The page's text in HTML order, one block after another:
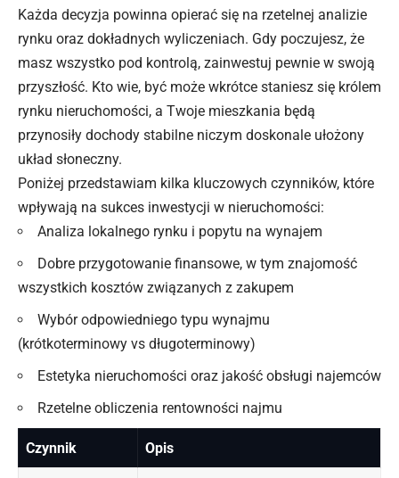
Każda decyzja powinna opierać się na rzetelnej analizie
rynku oraz dokładnych wyliczeniach. Gdy poczujesz, że
masz wszystko pod kontrolą, zainwestuj pewnie w swoją
przyszłość. Kto wie, być może wkrótce staniesz się królem
rynku nieruchomości, a Twoje mieszkania będą
przynosiły dochody stabilne niczym doskonale ułożony
układ słoneczny.
Poniżej przedstawiam kilka kluczowych czynników, które
wpływają na sukces inwestycji w nieruchomości:
Analiza lokalnego rynku i popytu na wynajem
Dobre przygotowanie finansowe, w tym znajomość
wszystkich kosztów związanych z zakupem
Wybór odpowiedniego typu wynajmu
(krótkoterminowy vs długoterminowy)
Estetyka nieruchomości oraz jakość obsługi najemców
Rzetelne obliczenia rentowności najmu
Czynnik Opis